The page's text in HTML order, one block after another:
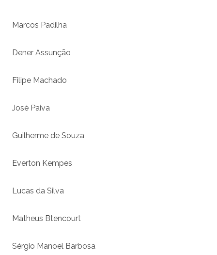
Marcos Padilha
Dener Assunção
Filipe Machado
José Paiva
Guilherme de Souza
Everton Kempes
Lucas da Silva
Matheus Btencourt
Sérgio Manoel Barbosa